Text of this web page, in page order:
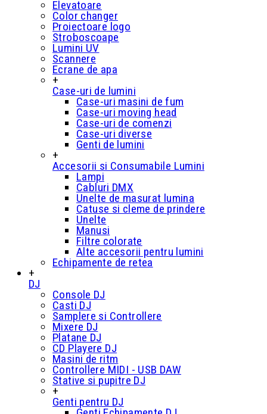
Elevatoare
Color changer
Proiectoare logo
Stroboscoape
Lumini UV
Scannere
Ecrane de apa
+
Case-uri de lumini
Case-uri masini de fum
Case-uri moving head
Case-uri de comenzi
Case-uri diverse
Genti de lumini
+
Accesorii si Consumabile Lumini
Lampi
Cabluri DMX
Unelte de masurat lumina
Catuse si cleme de prindere
Unelte
Manusi
Filtre colorate
Alte accesorii pentru lumini
Echipamente de retea
+
DJ
Console DJ
Casti DJ
Samplere si Controllere
Mixere DJ
Platane DJ
CD Playere DJ
Masini de ritm
Controllere MIDI - USB DAW
Stative si pupitre DJ
+
Genti pentru DJ